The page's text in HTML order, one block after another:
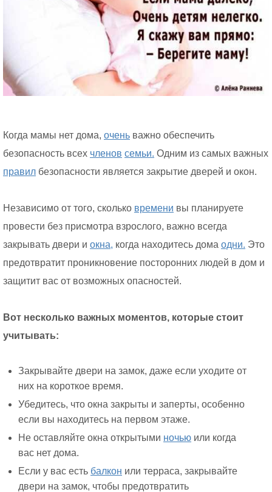
Когда мамы нет дома, очень важно обеспечить
безопасность всех членов семьи. Одним из самых важных
правил безопасности является закрытие дверей и окон.
Независимо от того, сколько времени вы планируете
провести без присмотра взрослого, важно всегда
закрывать двери и окна, когда находитесь дома одни. Это
предотвратит проникновение посторонних людей в дом и
защитит вас от возможных опасностей.
Вот несколько важных моментов, которые стоит
учитывать:
Закрывайте двери на замок, даже если уходите от
них на короткое время.
Убедитесь, что окна закрыты и заперты, особенно
если вы находитесь на первом этаже.
Не оставляйте окна открытыми ночью или когда
вас нет дома.
Если у вас есть балкон или терраса, закрывайте
двери на замок, чтобы предотвратить